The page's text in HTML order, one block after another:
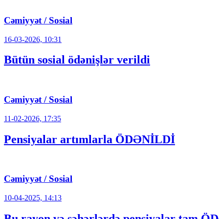
Cəmiyyət / Sosial
16-03-2026, 10:31
Bütün sosial ödənişlər verildi
Cəmiyyət / Sosial
11-02-2026, 17:35
Pensiyalar artımlarla ÖDƏNİLDİ
Cəmiyyət / Sosial
10-04-2025, 14:13